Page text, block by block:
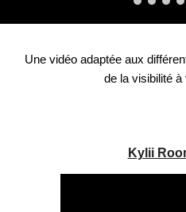
Une vidéo adaptée aux
de la visibilité à
Kylii